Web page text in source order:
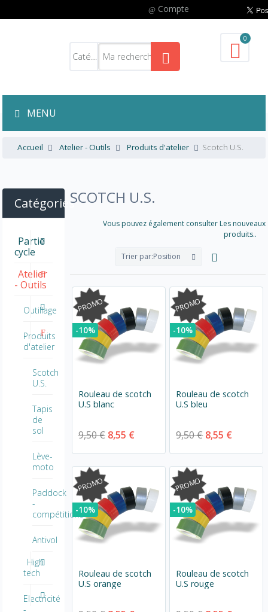
Compte
0
MENU
Accueil Atelier - Outils Produits d'atelier Scotch U.S.
SCOTCH U.S.
Vous pouvez également consulter Les nouveaux
produits..
Trier par:Position
PROMO
-10%
Rouleau de scotch
U.S blanc
9,50 € 8,55 €
PROMO
-10%
Rouleau de scotch
U.S bleu
9,50 € 8,55 €
PROMO
-10%
Rouleau de scotch
U.S orange
PROMO
-10%
Rouleau de scotch
U.S rouge
Catégories
Partie
cycle
Atelier
- Outils
Outillage
Produits
d'atelier
Scotch
U.S.
Tapis
de
sol
Lève-
moto
Paddock
-
compétitions
Antivol
High
tech
Electricité
-